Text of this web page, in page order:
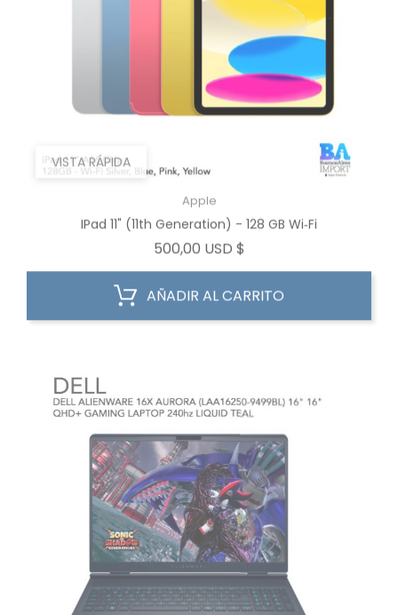
VISTA RÁPIDA
Apple
IPad 11" (11th Generation) - 128 GB Wi‑Fi
500,00 USD $
AÑADIR AL CARRITO